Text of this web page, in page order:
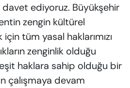
ediyoruz. Büyükşehir
zengin kültürel
tüm yasal haklarımızı
zenginlik olduğu
haklara sahip olduğu bir
çalışmaya devam